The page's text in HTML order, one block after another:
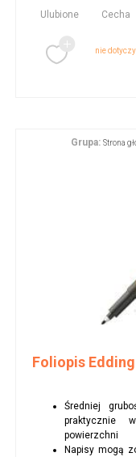
Ulubione Cecha
nie dotyczy
Grupa: Strona
Foliopis
Średniej
praktycznie
powierzchni
Napisy mogą